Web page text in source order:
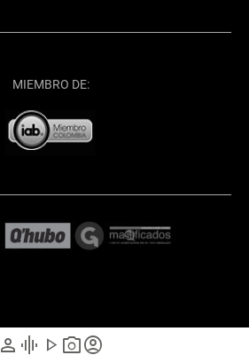
person graphic_eq play_arrow photo_cameraaccount_circle
MIEMBRO DE: